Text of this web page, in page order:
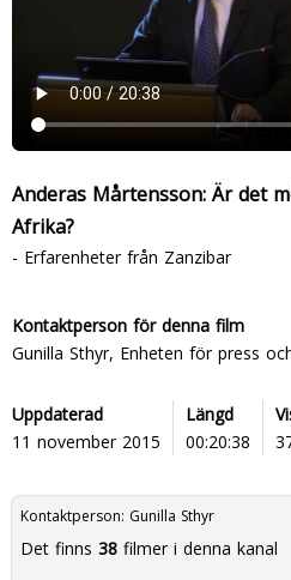
Anderas Mårtensson: Är det
Afrika?
- Erfarenheter från Zanzibar
Kontaktperson för denna film
Gunilla Sthyr, Enheten för press
Uppdaterad
11 november 2015
Längd
00:20:38
Kontaktperson: Gunilla Sthyr
Det finns 38filmer i denna kanal